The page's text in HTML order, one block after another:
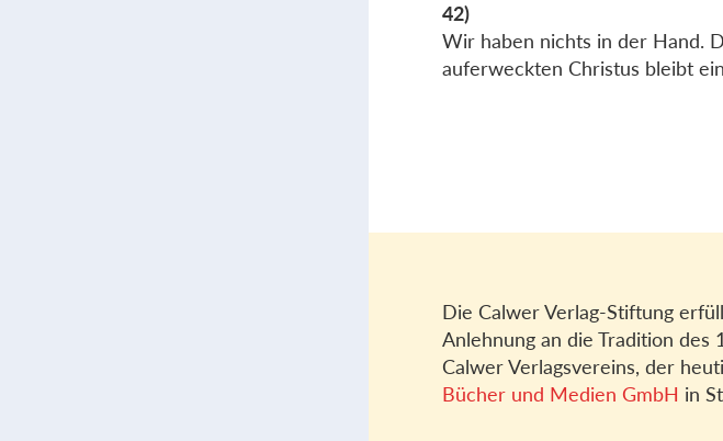
42)
Wir haben nichts in der Hand.
auferweckten Christus bleibt
Die Calwer Verlag-Stiftung
Anlehnung an die Tradition
Calwer Verlagsvereins, der
Bücher und Medien GmbH in